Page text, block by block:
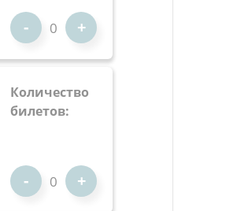
- +
Количество
билетов:
- +